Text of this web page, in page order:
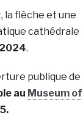
la flèche et une
cathédrale
.
publique de
au Museum of